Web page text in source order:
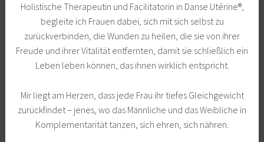
Holistische Therapeutin und Facilitatorin in Danse Utérine®,
begleite ich Frauen dabei, sich mit sich selbst zu
zurückverbinden, die Wunden zu heilen, die sie von ihrer
Freude und ihrer Vitalität entfernten, damit sie schließlich ein
Leben leben können, das ihnen wirklich entspricht.
Mir liegt am Herzen, dass jede Frau ihr tiefes Gleichgewicht
zurückfindet – jenes, wo das Männliche und das Weibliche in
Komplementarität tanzen, sich ehren, sich nähren.